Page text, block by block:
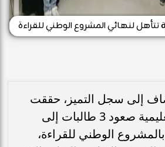
تتأهل لنهائي المشروع الوطني للقراءة
إلى سجل التميز، حققت
إدارة أبوتشت التعليمية صعود 3 طالبات إلى
بالمشروع الوطني للقراءة،